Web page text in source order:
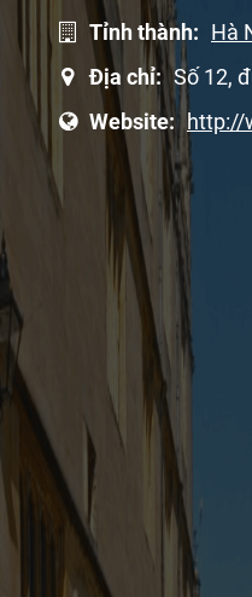
Tỉnh thành: Hà
Địa chỉ: Số 12,
Website:
http://